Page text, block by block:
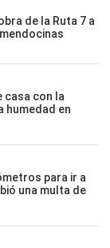
de la Ruta 7 a
casa con la
humedad en
para ir a
una multa de